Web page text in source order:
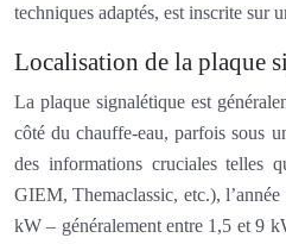
techniques adaptés, est inscrite sur
Localisation de la plaque
La plaque signalétique est
côté du chauffe-eau, parfois sous
des informations cruciales telles
GIEM, Themaclassic, etc.),
kW – généralement entre 1,5 et 9